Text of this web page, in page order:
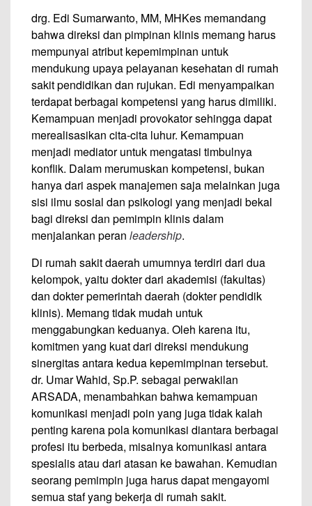
drg. Edi Sumarwanto, MM, MHKes memandang
bahwa direksi dan pimpinan klinis memang harus
mempunyai atribut kepemimpinan untuk
mendukung upaya pelayanan kesehatan di rumah
sakit pendidikan dan rujukan. Edi menyampaikan
terdapat berbagai kompetensi yang harus dimiliki.
Kemampuan menjadi provokator sehingga dapat
merealisasikan cita-cita luhur. Kemampuan
menjadi mediator untuk mengatasi timbulnya
konflik. Dalam merumuskan kompetensi, bukan
hanya dari aspek manajemen saja melainkan juga
sisi ilmu sosial dan psikologi yang menjadi bekal
bagi direksi dan pemimpin klinis dalam
menjalankan peran leadership.
Di rumah sakit daerah umumnya terdiri dari dua
kelompok, yaitu dokter dari akademisi (fakultas)
dan dokter pemerintah daerah (dokter pendidik
klinis). Memang tidak mudah untuk
menggabungkan keduanya. Oleh karena itu,
komitmen yang kuat dari direksi mendukung
sinergitas antara kedua kepemimpinan tersebut.
dr. Umar Wahid, Sp.P. sebagai perwakilan
ARSADA, menambahkan bahwa kemampuan
komunikasi menjadi poin yang juga tidak kalah
penting karena pola komunikasi diantara berbagai
profesi itu berbeda, misalnya komunikasi antara
spesialis atau dari atasan ke bawahan. Kemudian
seorang pemimpin juga harus dapat mengayomi
semua staf yang bekerja di rumah sakit.